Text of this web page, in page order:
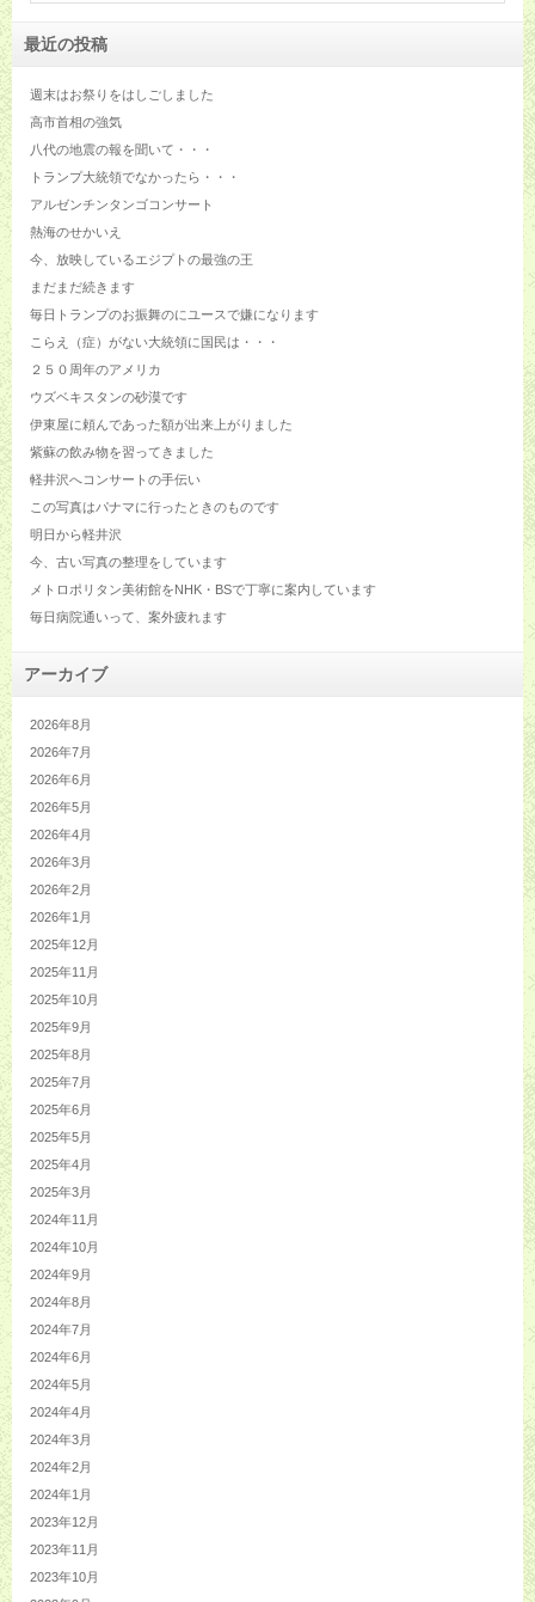
最近の投稿
週末はお祭りをはしごしました
高市首相の強気
八代の地震の報を聞いて・・・
トランプ大統領でなかったら・・・
アルゼンチンタンゴコンサート
熱海のせかいえ
今、放映しているエジプトの最強の王
まだまだ続きます
毎日トランプのお振舞のにユースで嫌になります
こらえ（症）がない大統領に国民は・・・
２５０周年のアメリカ
ウズベキスタンの砂漠です
伊東屋に頼んであった額が出来上がりました
紫蘇の飲み物を習ってきました
軽井沢へコンサートの手伝い
この写真はパナマに行ったときのものです
明日から軽井沢
今、古い写真の整理をしています
メトロポリタン美術館をNHK・BSで丁寧に案内しています
毎日病院通いって、案外疲れます
アーカイブ
2026年8月
2026年7月
2026年6月
2026年5月
2026年4月
2026年3月
2026年2月
2026年1月
2025年12月
2025年11月
2025年10月
2025年9月
2025年8月
2025年7月
2025年6月
2025年5月
2025年4月
2025年3月
2024年11月
2024年10月
2024年9月
2024年8月
2024年7月
2024年6月
2024年5月
2024年4月
2024年3月
2024年2月
2024年1月
2023年12月
2023年11月
2023年10月